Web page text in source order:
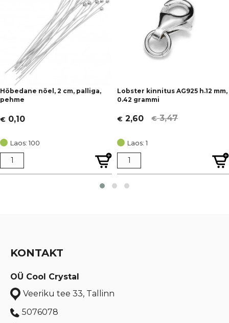
Hõbedane nõel, 2 cm, palliga,
pehme
€ 0,10
Laos: 100
Lobster kinnitus AG925 h.12 mm,
0.42 grammi
€3,47
Algne
oli:
€ 3,47.
€ 2,60
Current
is:
€ 2,60.
Laos: 1
KONTAKT
OÜ Cool Crystal
Veeriku tee 33, Tallinn
5076078